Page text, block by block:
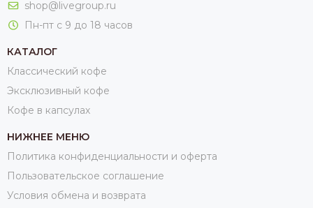
shop@livegroup.ru
Пн-пт с 9 до 18 часов
КАТАЛОГ
Классический кофе
Эксклюзивный кофе
Кофе в капсулах
НИЖНЕЕ МЕНЮ
Политика конфиденциальности и оферта
Пользовательское соглашение
Условия обмена и возврата